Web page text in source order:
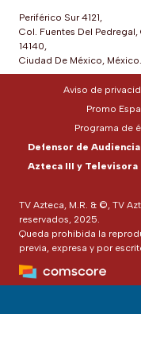
Periférico Sur 4121,
Col. Fuentes Del Pedregal,
14140,
Ciudad De México, México.
TV Azteca, M.R. & ©, TV
reservados, 2025.
Queda prohibida la
previa, expresa y por
Aviso de
Promo
Programa de
Defensor de
Azteca III y Televisora